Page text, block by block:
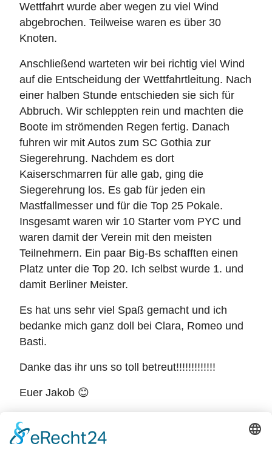
Wettfahrt wurde aber wegen zu viel Wind
abgebrochen. Teilweise waren es über 30
Knoten.
Anschließend warteten wir bei richtig viel Wind
auf die Entscheidung der Wettfahrtleitung. Nach
einer halben Stunde entschieden sie sich für
Abbruch. Wir schleppten rein und machten die
Boote im strömenden Regen fertig. Danach
fuhren wir mit Autos zum SC Gothia zur
Siegerehrung. Nachdem es dort
Kaiserschmarren für alle gab, ging die
Siegerehrung los. Es gab für jeden ein
Mastfallmesser und für die Top 25 Pokale.
Insgesamt waren wir 10 Starter vom PYC und
waren damit der Verein mit den meisten
Teilnehmern. Ein paar Big-Bs schafften einen
Platz unter die Top 20. Ich selbst wurde 1. und
damit Berliner Meister.
Es hat uns sehr viel Spaß gemacht und ich
bedanke mich ganz doll bei Clara, Romeo und
Basti.
Danke das ihr uns so toll betreut!!!!!!!!!!!!!
Euer Jakob 😊